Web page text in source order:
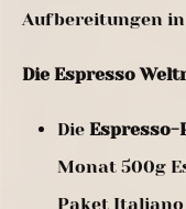
Aufbereitungen
Die Espresso
Die
Monat 500g
Paket Italiano